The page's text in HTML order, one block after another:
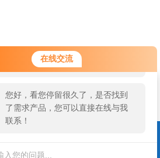
在线交流
您好！欢迎前来咨询，很高兴为您
服务，请问您要咨询什么问题呢？
您好，看您停留很久了，是否找到
了需求产品，您可以直接在线与我
联系！